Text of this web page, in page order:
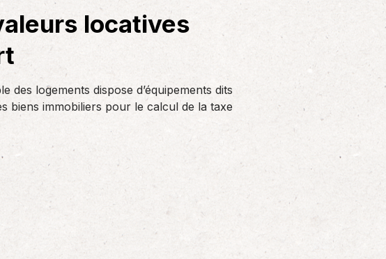
Solutions informatiques
Notre volonté de renforcer l’autonomie
de nos adhérents dans la tenue de leur
locatives
des logements dispose d’équipements dits
biens immobiliers pour le calcul de la taxe